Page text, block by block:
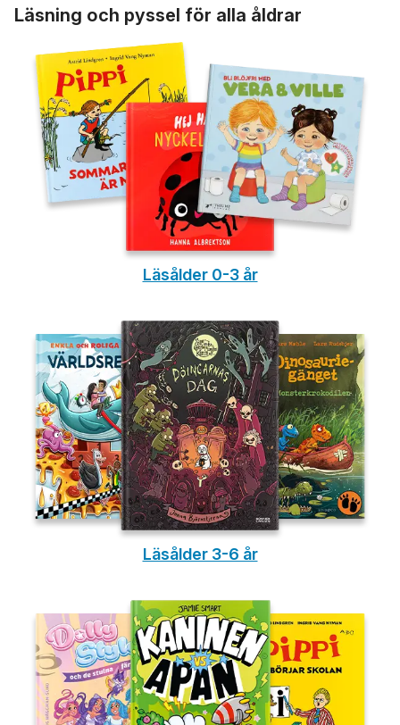
Läsning och pyssel för alla åldrar
Läsålder 0-3 år
Läsålder 3-6 år